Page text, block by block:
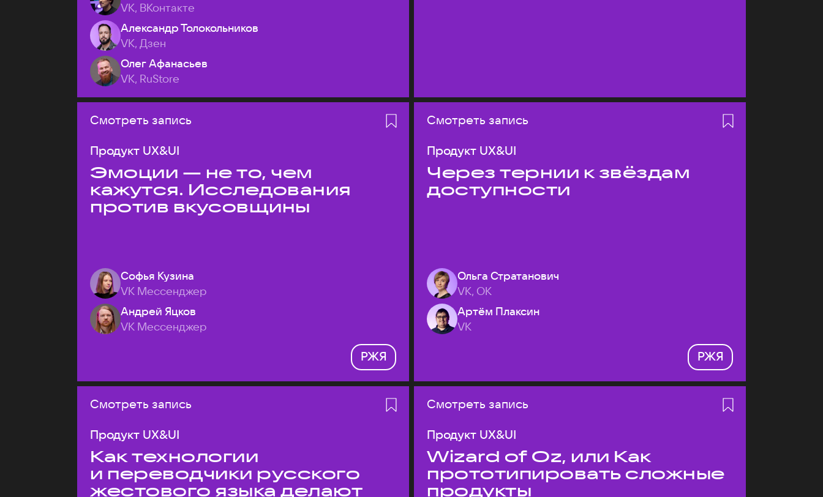
VK, ВКонтакте
Александр Толокольников
VK, Дзен
Олег Афанасьев
VK, RuStore
Смотреть запись
Продукт UX&UI
Эмоции — не то, чем
кажутся. Исследования
против вкусовщины
Софья Кузина
VK Мессенджер
Андрей Яцков
VK Мессенджер
РЖЯ
Смотреть запись
Продукт UX&UI
Через тернии к звёздам
доступности
Ольга Стратанович
VK, ОК
Артём Плаксин
VK
РЖЯ
Смотреть запись
Продукт UX&UI
Как технологии
и переводчики русского
жестового языка делают
Смотреть запись
Продукт UX&UI
Wizard of Oz, или Как
прототипировать сложные
продукты